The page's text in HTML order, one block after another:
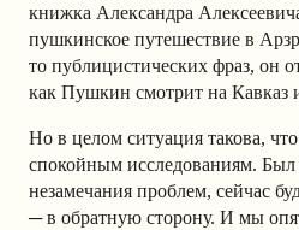
книжка Александра
пушкинское путешествие в
то публицистических фраз, он
как Пушкин смотрит на Кавказ
Но в целом ситуация такова,
спокойным исследованиям. Был
незамечания проблем, сейчас
─ в обратную сторону. И мы